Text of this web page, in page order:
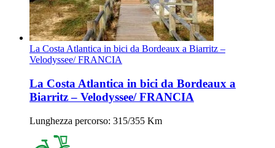
La Costa Atlantica in bici da Bordeaux a Biarritz –
Velodyssee/ FRANCIA
La Costa Atlantica in bici da Bordeaux a
Biarritz – Velodyssee/ FRANCIA
Lunghezza percorso: 315/355 Km